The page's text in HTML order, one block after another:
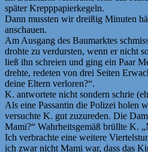
später Krepppapierkegeln.
Dann mussten wir dreißig Minuten
anschauen.
Am Ausgang des Baumarktes
drohte zu verdursten, wenn er nicht
ließ ihn schreien und ging ein Paar
drehte, redeten von drei Seiten
deine Eltern verloren?“.
K. antwortete nicht sondern schrie
Als eine Passantin die Polizei holen
versuchte K. gut zuzureden. Die
Mami?“ Wahrheitsgemäß brüllte K.
Ich verbrachte eine weitere
ich zwar nicht Mami war, dass das